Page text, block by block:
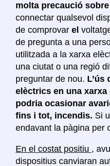
molta precaució
connectar qualsevol
de comprovar el
de pregunta a una
utilitzada a la xarxa
una ciutat o una regió
preguntar de nou. L’ús
elèctrics en una
podria ocasionar
fins i tot, incendis. Si
endavant la pàgina per
En el costat positiu ,
dispositius canviaran